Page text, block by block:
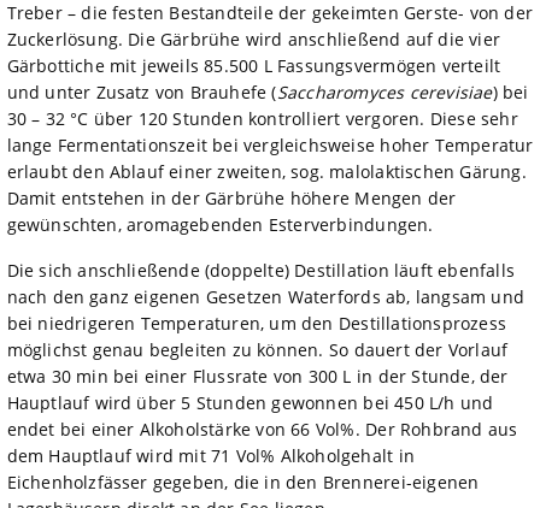
Treber – die festen Bestandteile der gekeimten Gerste- von der
Zuckerlösung. Die Gärbrühe wird anschließend auf die vier
Gärbottiche mit jeweils 85.500 L Fassungsvermögen verteilt
und unter Zusatz von Brauhefe (Saccharomyces cerevisiae) bei
30 – 32 °C über 120 Stunden kontrolliert vergoren. Diese sehr
lange Fermentationszeit bei vergleichsweise hoher Temperatur
erlaubt den Ablauf einer zweiten, sog. malolaktischen Gärung.
Damit entstehen in der Gärbrühe höhere Mengen der
gewünschten, aromagebenden Esterverbindungen.
Die sich anschließende (doppelte) Destillation läuft ebenfalls
nach den ganz eigenen Gesetzen Waterfords ab, langsam und
bei niedrigeren Temperaturen, um den Destillationsprozess
möglichst genau begleiten zu können. So dauert der Vorlauf
etwa 30 min bei einer Flussrate von 300 L in der Stunde, der
Hauptlauf wird über 5 Stunden gewonnen bei 450 L/h und
endet bei einer Alkoholstärke von 66 Vol%. Der Rohbrand aus
dem Hauptlauf wird mit 71 Vol% Alkoholgehalt in
Eichenholzfässer gegeben, die in den Brennerei-eigenen